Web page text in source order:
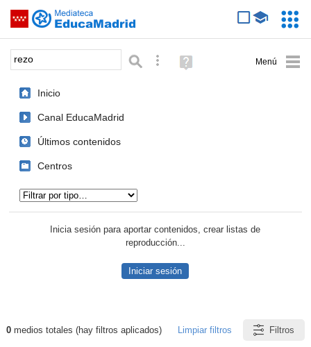
Saltar navegación
Palabra o frase: Búsqueda avanzada
Ayuda
(en
Inicio
Canal EducaMadrid
Últimos contenidos
Centros
Inicia sesión para aportar contenidos, crear listas de
reproducción...
Iniciar sesión
Resultados de: rezo
0medios totales (hay filtros aplicados) Limpiar filtros Filtros